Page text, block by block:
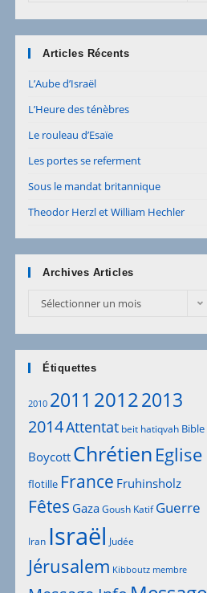
Articles Récents
L’Aube d’Israël
L’Heure des ténèbres
Le rouleau d’Esaïe
Les portes se referment
Sous le mandat britannique
Theodor Herzl et William Hechler
Archives Articles
Sélectionner un mois
Étiquettes
2010 2011 20122013
2014Attentat beit hatiqvah Bible
Boycott Chrétien Eglise
flotille France Fruhinsholz
Fêtes GazaGoush Katif Guerre
Iran Israël Judée
Jérusalem Kibboutz membre